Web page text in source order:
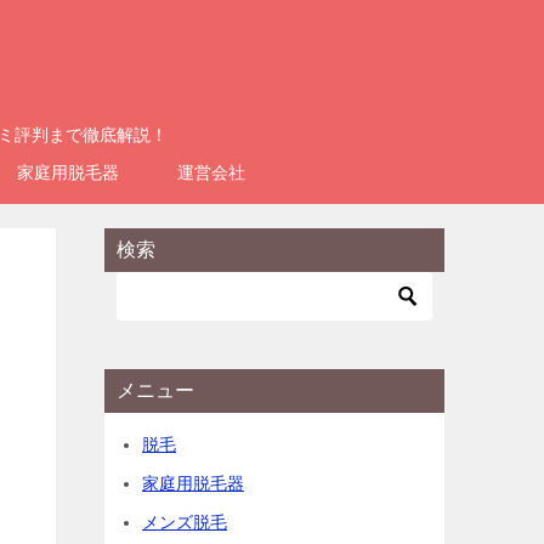
評判まで徹底解説！
家庭用脱毛器
運営会社
検索
メニュー
脱毛
家庭用脱毛器
メンズ脱毛